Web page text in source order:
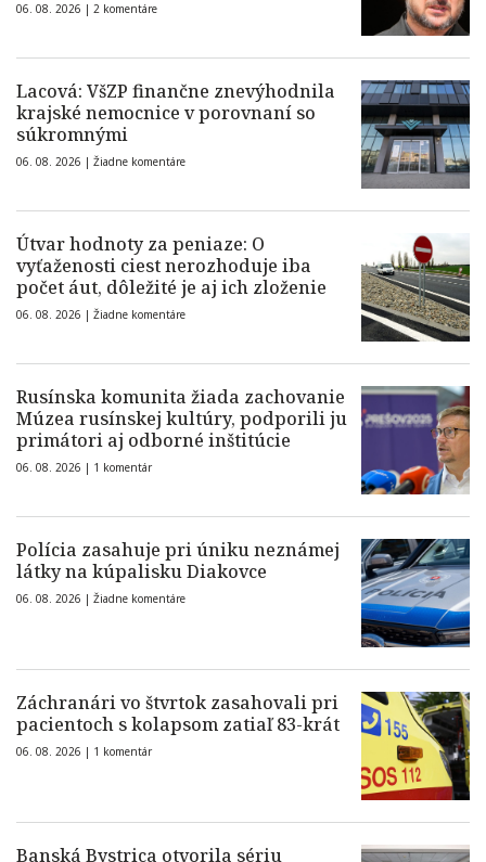
06. 08. 2026 | 2 komentáre
Lacová: VšZP finančne znevýhodnila
krajské nemocnice v porovnaní so
súkromnými
06. 08. 2026 | Žiadne komentáre
Útvar hodnoty za peniaze: O
vyťaženosti ciest nerozhoduje iba
počet áut, dôležité je aj ich zloženie
06. 08. 2026 | Žiadne komentáre
Rusínska komunita žiada zachovanie
Múzea rusínskej kultúry, podporili ju
primátori aj odborné inštitúcie
06. 08. 2026 | 1 komentár
Polícia zasahuje pri úniku neznámej
látky na kúpalisku Diakovce
06. 08. 2026 | Žiadne komentáre
Záchranári vo štvrtok zasahovali pri
pacientoch s kolapsom zatiaľ 83-krát
06. 08. 2026 | 1 komentár
Banská Bystrica otvorila sériu